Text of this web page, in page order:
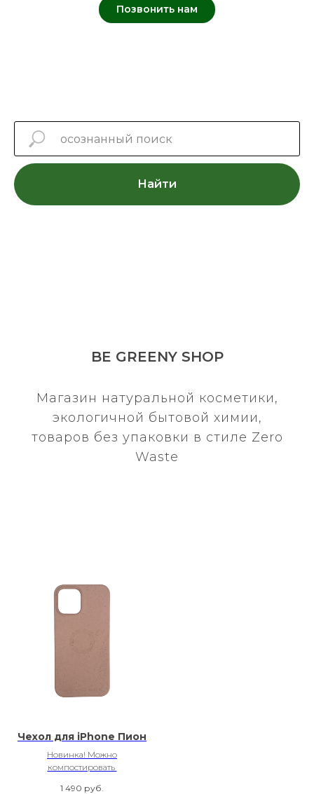
Позвонить нам
Найти
BE GREENY SHOP
Магазин натуральной косметики,
экологичной бытовой химии,
товаров без упаковки в стиле Zero
Waste
Чехол для iPhone Пион
Новинка! Можно
компостировать
1 490 руб.